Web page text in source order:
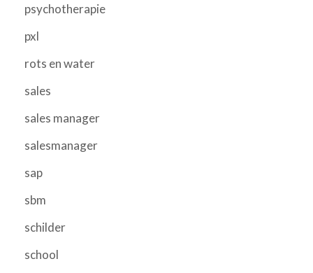
psychotherapie
pxl
rots en water
sales
sales manager
salesmanager
sap
sbm
schilder
school